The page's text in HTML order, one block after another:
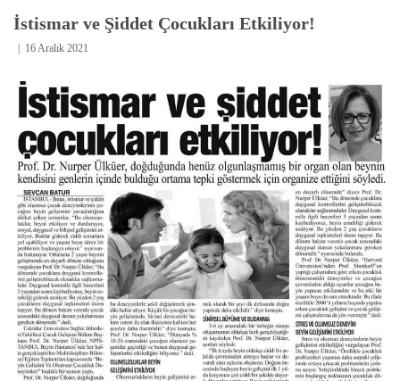
İstismar ve Şiddet Çocukları Etkiliyor!
16 Aralık 2021